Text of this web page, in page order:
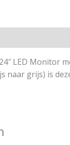
LED Monitor
naar grijs) is